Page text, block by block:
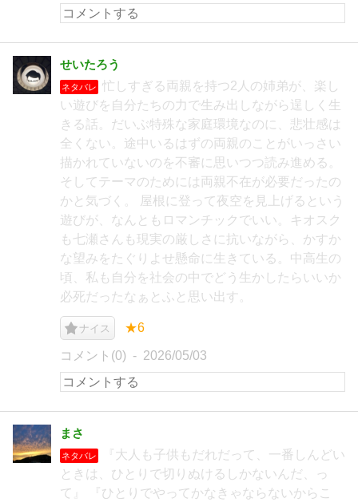
せいたろう
ネタバレ
忙しすぎる両親を持つ2人の姉弟が、楽し
い遊びを自分たちの力で生み出しながら逞しく生
きる話。だいぶ特殊な家庭環境なのに、悲壮感は
全くない。途中いるはずの両親のことがいっさい
描かれていないのを不審に思いつつ読み進める。
そしてテーマのためには両親不在が必要だったの
かと気づく。 屋根に登って夜空を見上げるという
遊びが、なんともロマンチックでいい。キオスク
も七瀬さんも現実の厳しさに抗いながら、かすか
な望みをたぐりよせ懸命に生きている。中高生の
頃、私も自分を社会の中でどう生かしたらいいか
必死だったなぁとふと思い出す。
ナイス ★6
コメント(0) 2026/05/03
まさ
ネタバレ
『大人も子供もだれだって、一番しんどい
ときは、ひとりで切りぬけるしかないんだ、っ
て』 『ひとりでやってかなきゃならないからこ